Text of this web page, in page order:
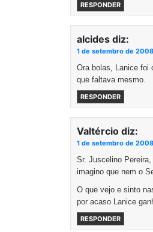
RESPONDER
alcides diz:
1 de setembro de 2008
Ora bolas, Lanice foi
que faltava mesmo.
RESPONDER
Valtércio diz:
1 de setembro de 2008
Sr. Juscelino
imagino que nem o
O que vejo e sinto
por acaso Lanice
RESPONDER